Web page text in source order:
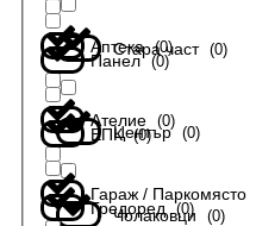
Стара част (0)
Център (0)
Чолаковци (0)
Аптека (0)
Ателие (0)
Гараж / Паркомясто
Панел (0)
ЕПК (0)
Гредоред (0)